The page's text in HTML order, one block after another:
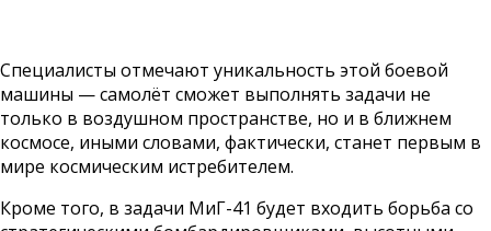
Специалисты отмечают уникальность этой боевой
машины — самолёт сможет выполнять задачи не
только в воздушном пространстве, но и в ближнем
космосе, иными словами, фактически, станет первым в
мире космическим истребителем.
Кроме того, в задачи МиГ-41 будет входить борьба со